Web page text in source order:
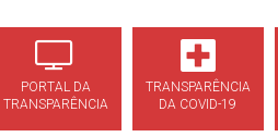
PORTAL DA
TRANSPARÊNCIA
TRANSPARÊNCIA
DA COVID-19